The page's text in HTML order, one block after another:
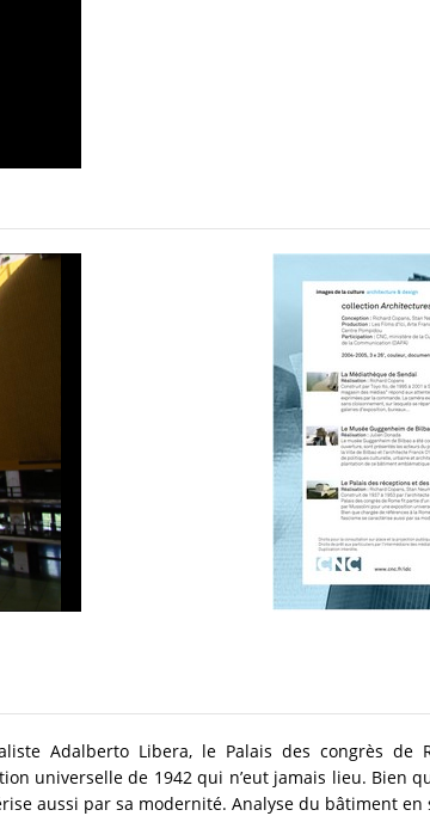
Adalberto Libera, le Palais des congrès de
universelle de 1942 qui n’eut jamais lieu. Bien
aussi par sa modernité. Analyse du bâtiment